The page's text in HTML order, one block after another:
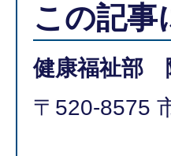
この記事
健康福祉部
〒520-8575